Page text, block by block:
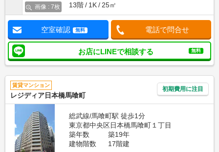
画像 : 7枚
13階
1K 25㎡
空室確認 無料 電話で問合せ
お店にLINEで相談する 無料
賃貸マンション
レジディア日本橋馬喰町
初期費用に注目
総武線/馬喰町駅 徒歩1分
東京都中央区日本橋馬喰町１丁目
築年数
築19年
建物階数
17階建